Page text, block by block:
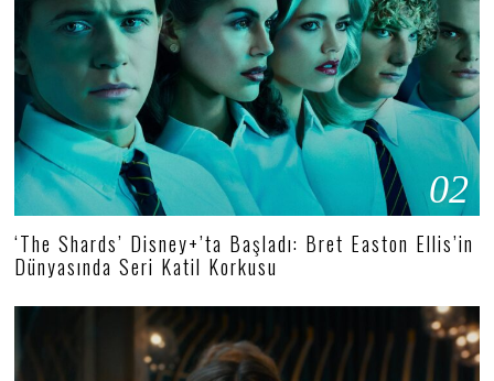
02
‘The Shards’ Disney+’ta Başladı: Bret Easton Ellis’in
Dünyasında Seri Katil Korkusu